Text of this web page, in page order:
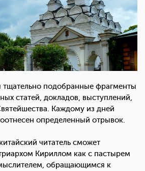
подобранные фрагменты
статей, докладов, выступлений,
Каждому из дней
определенный отрывок.
читатель сможет
Кириллом как с пастырем
обращающимся к